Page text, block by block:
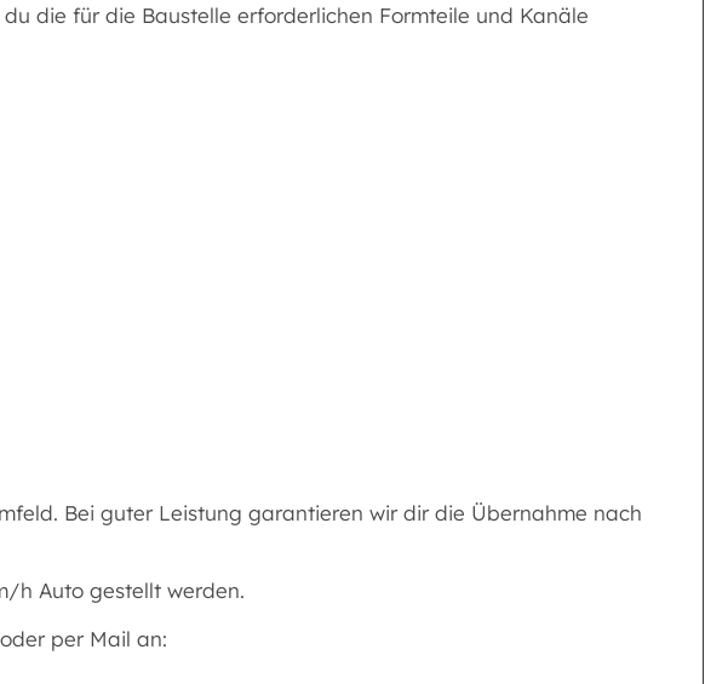
die für die Baustelle erforderlichen Formteile und Kanäle
Bei guter Leistung garantieren wir dir die Übernahme nach
h Auto gestellt werden.
per Mail an: